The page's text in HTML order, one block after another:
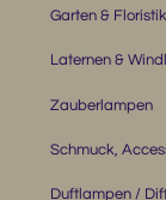
Garten & Floristik
Laternen &
Zauberlampen
Schmuck,
Duftlampen /